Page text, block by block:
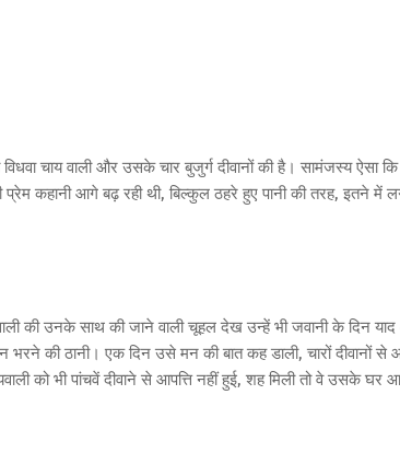
चाय वाली और उसके चार बुजुर्ग दीवानों की है। सामंजस्य ऐसा
प्रेम कहानी आगे बढ़ रही थी, बिल्कुल ठहरे हुए पानी की तरह, इतने में
की उनके साथ की जाने वाली चूहल देख उन्हें भी जवानी के दिन
भरने की ठानी। एक दिन उसे मन की बात कह डाली, चारों दीवानों
को भी पांचवें दीवाने से आपत्ति नहीं हुई, शह मिली तो वे उसके